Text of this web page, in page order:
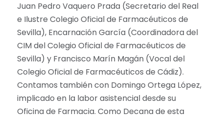
Juan Pedro Vaquero Prada (Secretario del Real
e Ilustre Colegio Oficial de Farmacéuticos de
Sevilla), Encarnación García (Coordinadora del
CIM del Colegio Oficial de Farmacéuticos de
Sevilla) y Francisco Marín Magán (Vocal del
Colegio Oficial de Farmacéuticos de Cádiz).
Contamos también con Domingo Ortega López,
implicado en la labor asistencial desde su
Oficina de Farmacia. Como Decana de esta